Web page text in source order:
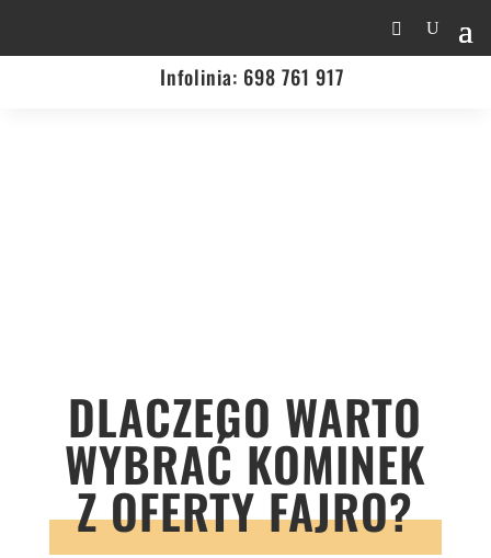
Infolinia: 698 761 917
DLACZEGO WARTO
WYBRAĆ KOMINEK
Z OFERTY FAJRO?